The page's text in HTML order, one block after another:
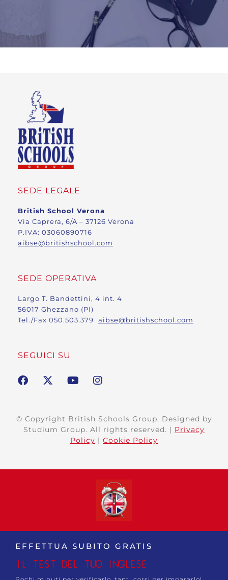
SEDE LEGALE
British School Verona
Via Caprera, 6/A – 37126 Verona
P.IVA: 03060890716
aibse@britishschool.com
SEDE OPERATIVA
Largo T. Bandettini, 4 int. 4
56017 Ghezzano (PI)
Tel./Fax 050.503.379 aibse@britishschool.com
SEGUICI SU
© Copyright British Schools Group. Designed by
Studium Group. All rights reserved. | Privacy
Policy | Cookie Policy
EFFETTUA SUBITO GRATIS
IL TEST DEL TUO INGLESE